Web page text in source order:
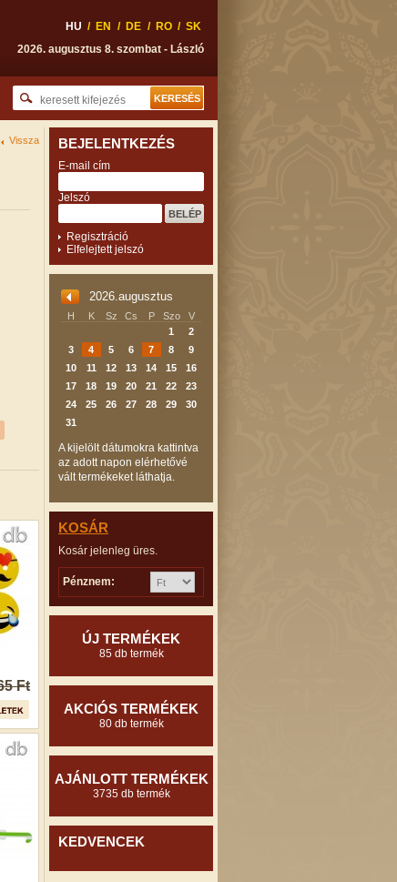
HU / EN / DE / RO / SK
2026. augusztus 8. szombat - László
Vissza
Ft
BEJELENTKEZÉS
E-mail cím
Jelszó
Regisztráció
Elfelejtett jelszó
2026.augusztus
H K Sz Cs P Szo
V
1
2
3
4 5 6 7 8
9
10
11 12 13 14 15
16
17
18 19 20 21 22
23
24
25 26 27 28 29
30
31
A kijelölt dátumokra kattintva
az adott napon elérhetővé
vált termékeket láthatja.
KOSÁR
Kosár jelenleg üres.
Pénznem:
ÚJ TERMÉKEK
85 db termék
AKCIÓS TERMÉKEK
80 db termék
AJÁNLOTT TERMÉKEK
3735 db termék
KEDVENCEK